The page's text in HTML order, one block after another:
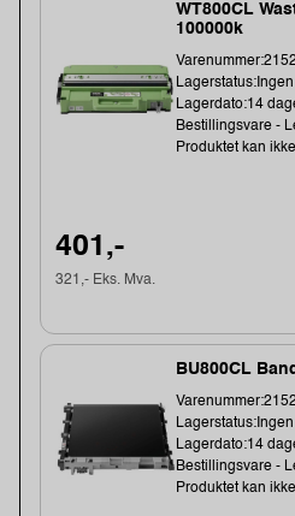
WT800CL
100000k
Lagerdato:14
Bestillingsvare -
Produktet kan
401,-
321,- Eks. Mva.
BU800CL
Lagerdato:14
Bestillingsvare -
Produktet kan